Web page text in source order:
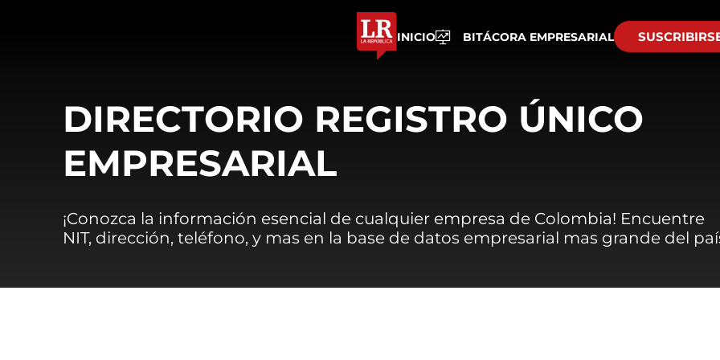
INICIO BITÁCORA EMPRESARIAL
DIRECTORIO REGISTRO ÚNICO
EMPRESARIAL
¡Conozca la información esencial de cualquier empresa de Colombia! Encuentre
NIT, dirección, teléfono, y mas en la base de datos empresarial mas grande del